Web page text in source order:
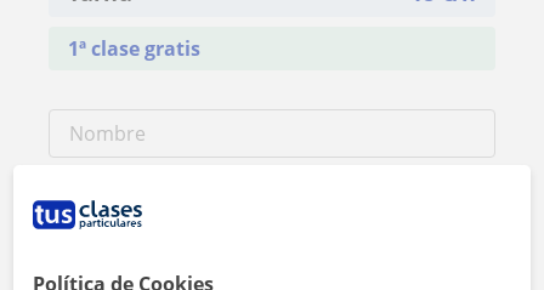
1ª clase gratis
Política de Cookies